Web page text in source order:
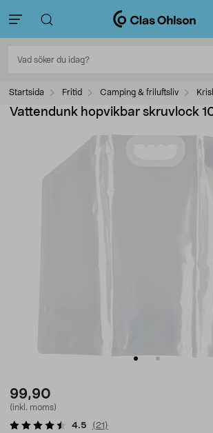
Startsida Fritid Camping & friluftsliv
Vattendunk hopvikbar skruvlock
99,90
(inkl. moms)
4.5 ( 21 )